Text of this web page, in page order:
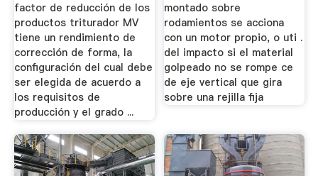
factor de reducción de los
productos triturador MV
tiene un rendimiento de
corrección de forma, la
configuración del cual debe
ser elegida de acuerdo a
los requisitos de
producción y el grado ...
montado sobre
rodamientos se acciona
con un motor propio, o uti .
del impacto si el material
golpeado no se rompe ce
de eje vertical que gira
sobre una rejilla fija